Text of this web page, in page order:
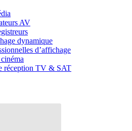
AV
dynamique
d’affichage
réception TV & SAT